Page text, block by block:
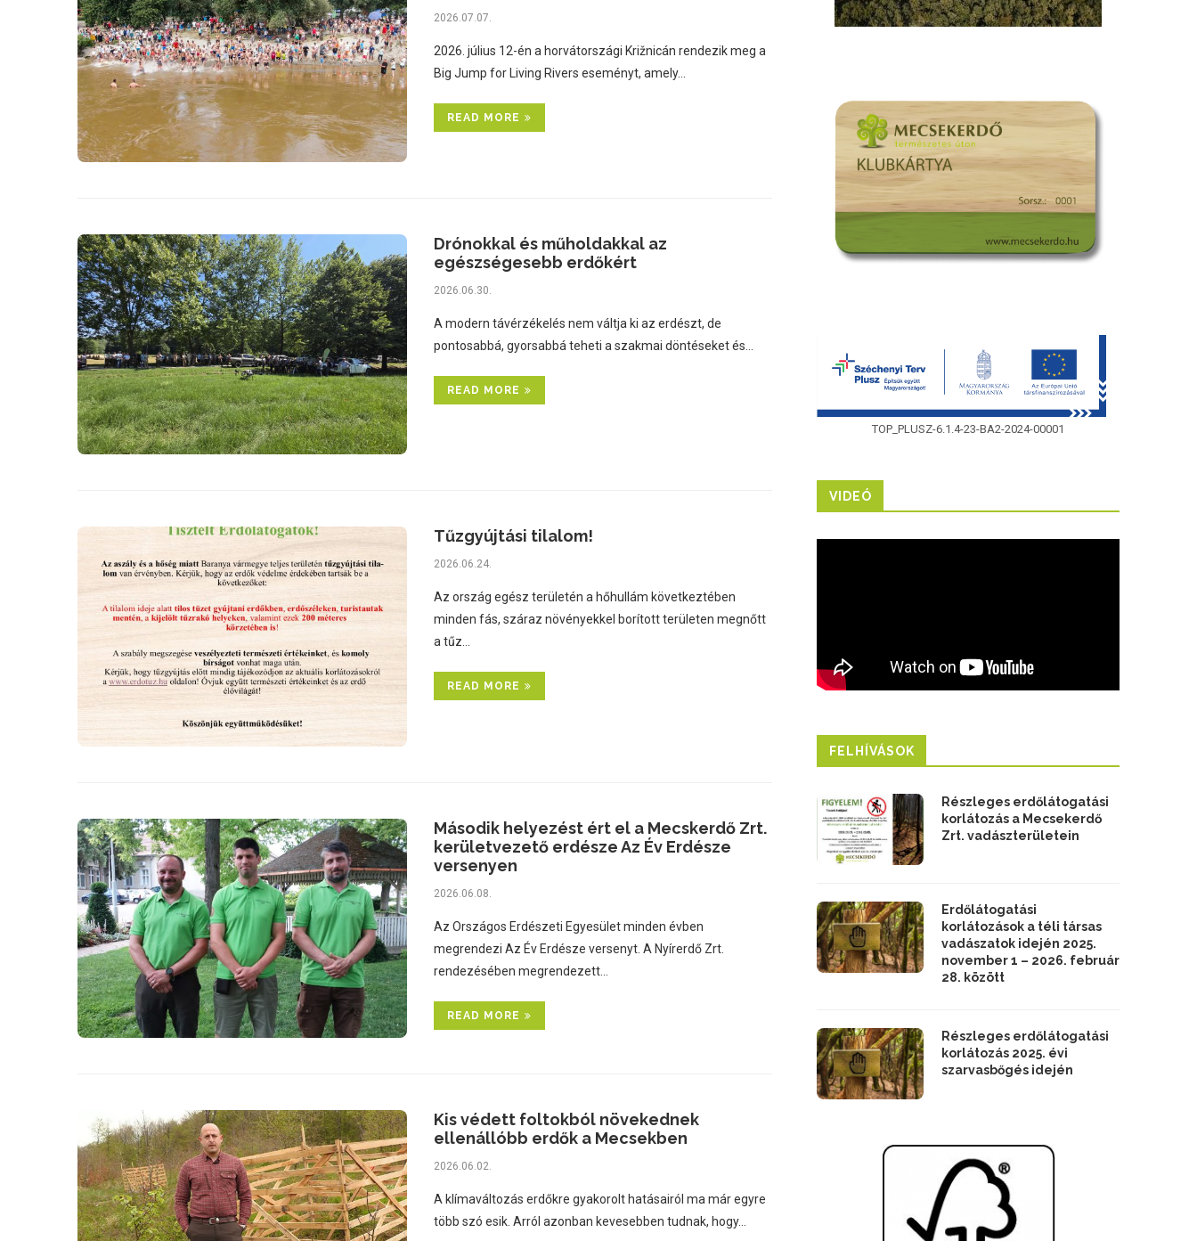
2026.07.07.
2026. július 12-én a horvátországi Križnicán rendezik meg a
Big Jump for Living Rivers eseményt, amely…
READ MORE
Drónokkal és műholdakkal az
egészségesebb erdőkért
2026.06.30.
A modern távérzékelés nem váltja ki az erdészt, de
pontosabbá, gyorsabbá teheti a szakmai döntéseket és…
READ MORE
Tűzgyújtási tilalom!
2026.06.24.
Az ország egész területén a hőhullám következtében
minden fás, száraz növényekkel borított területen megnőtt
a tűz…
READ MORE
Második helyezést ért el a Mecskerdő Zrt.
kerületvezető erdésze Az Év Erdésze
versenyen
2026.06.08.
Az Országos Erdészeti Egyesület minden évben
megrendezi Az Év Erdésze versenyt. A Nyírerdő Zrt.
rendezésében megrendezett…
READ MORE
Kis védett foltokból növekednek
ellenállóbb erdők a Mecsekben
2026.06.02.
A klímaváltozás erdőkre gyakorolt hatásairól ma már egyre
több szó esik. Arról azonban kevesebben tudnak, hogy…
TOP_PLUSZ-6.1.4-23-BA2-2024-00001
VIDEÓ
FELHÍVÁSOK
Részleges erdőlátogatási
korlátozás a Mecsekerdő
Zrt. vadászterületein
Erdőlátogatási
korlátozások a téli társas
vadászatok idején 2025.
november 1 – 2026. február
28. között
Részleges erdőlátogatási
korlátozás 2025. évi
szarvasbőgés idején